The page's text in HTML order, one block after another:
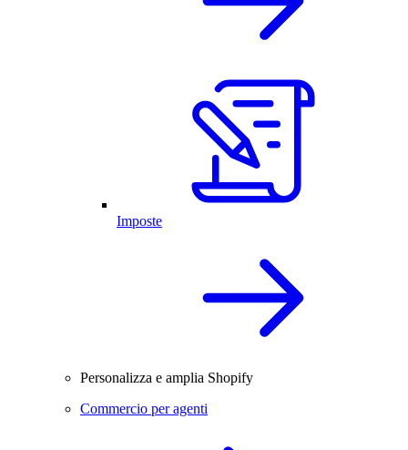
Imposte
Personalizza e amplia Shopify
Commercio per agenti